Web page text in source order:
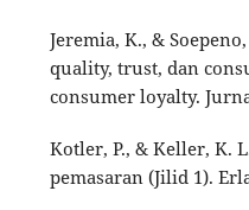
Jeremia, K., &
quality, trust, dan
consumer loyalty.
Kotler, P., & Keller, K.
pemasaran (Jilid 1).